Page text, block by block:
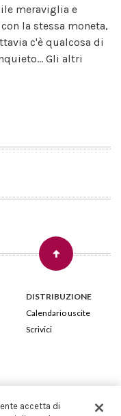
meraviglia e
la stessa moneta,
c'è qualcosa di
Gli altri
DISTRIBUZIONE
Calendario uscite
Scrivici
Nero, 84 - 20135 Milano
accetta di